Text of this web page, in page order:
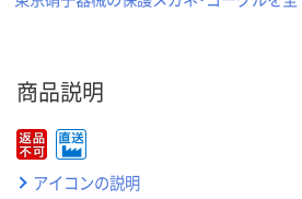
商品説明
アイコンの説明